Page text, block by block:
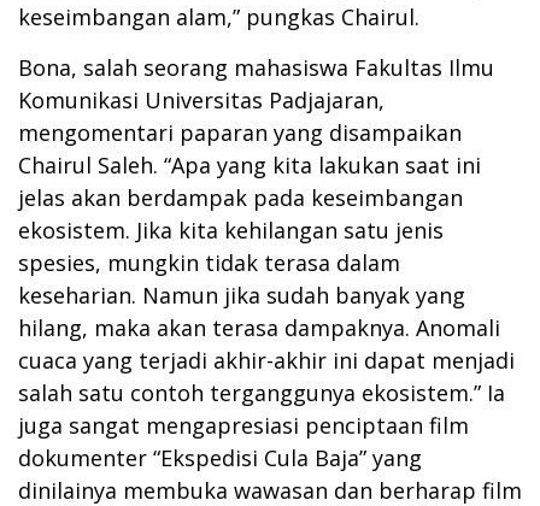
keseimbangan alam,” pungkas Chairul.
Bona, salah seorang mahasiswa Fakultas Ilmu
Komunikasi Universitas Padjajaran,
mengomentari paparan yang disampaikan
Chairul Saleh. “Apa yang kita lakukan saat ini
jelas akan berdampak pada keseimbangan
ekosistem. Jika kita kehilangan satu jenis
spesies, mungkin tidak terasa dalam
keseharian. Namun jika sudah banyak yang
hilang, maka akan terasa dampaknya. Anomali
cuaca yang terjadi akhir-akhir ini dapat menjadi
salah satu contoh terganggunya ekosistem.” Ia
juga sangat mengapresiasi penciptaan film
dokumenter “Ekspedisi Cula Baja” yang
dinilainya membuka wawasan dan berharap film